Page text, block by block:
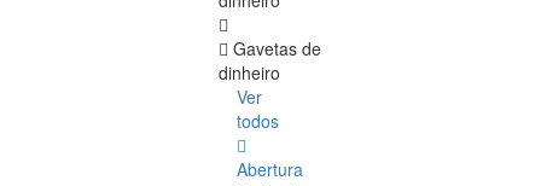
Gavetas de
dinheiro
Ver
todos
Abertura